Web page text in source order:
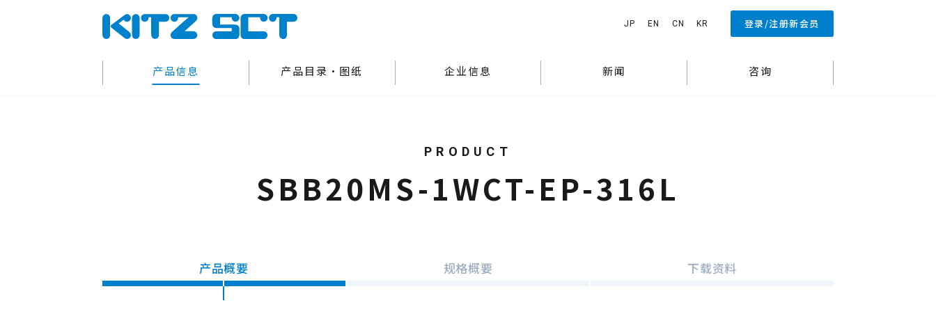
JP EN CN KR 登录/注册新会员
产品信息 产品目录・图纸 企业信息 新闻 咨询
SBB20MS-1WCT-EP-316L
产品概要 规格概要 下载资料